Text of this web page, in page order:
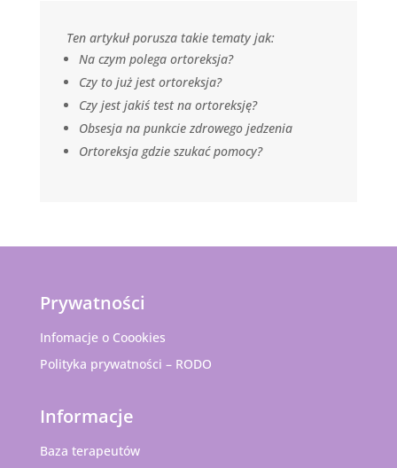
Ten artykuł porusza takie tematy jak:
Na czym polega ortoreksja?
Czy to już jest ortoreksja?
Czy jest jakiś test na ortoreksję?
Obsesja na punkcie zdrowego jedzenia
Ortoreksja gdzie szukać pomocy?
Prywatności
Infomacje o Coookies
Polityka prywatności – RODO
Informacje
Baza terapeutów